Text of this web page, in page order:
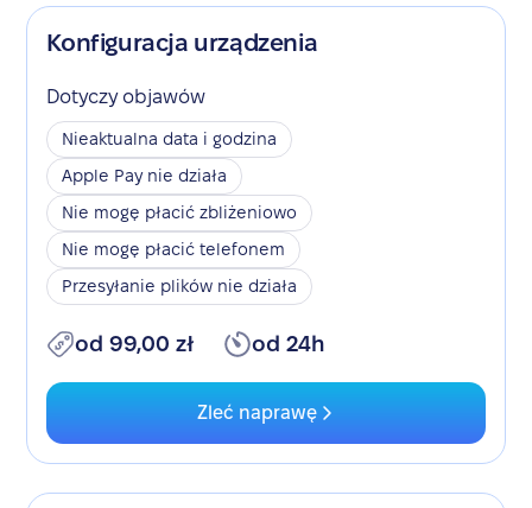
Konfiguracja urządzenia
Dotyczy objawów
Nieaktualna data i godzina
Apple Pay nie działa
Nie mogę płacić zbliżeniowo
Nie mogę płacić telefonem
Przesyłanie plików nie działa
od 99,00 zł od 24h
Zleć naprawę